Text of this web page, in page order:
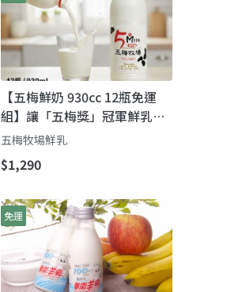
【五梅鮮奶 930cc 12瓶免運
組】讓「五梅獎」冠軍鮮乳，
成為您全家人的日常！
五梅牧場鮮乳
$1,290
免運